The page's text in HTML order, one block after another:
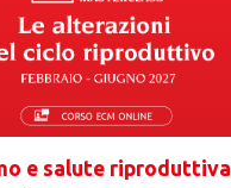
e salute riproduttiva